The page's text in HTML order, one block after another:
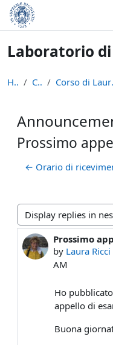
Skip to main content
Laboratorio di
Home Courses Corso
Prossimo
← Orario di
Display mode
Prossimo
by Laura Ricci
AM
Number of
Ho
appello di
Buona